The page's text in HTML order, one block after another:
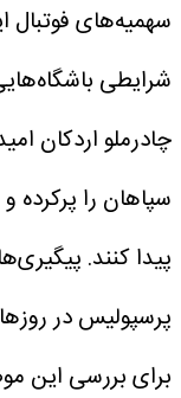
سهمیه‌های فوتبال
شرایطی
چادرملو اردکان
سپاهان را پرکرده
پیدا کنند.
پرسپولیس در
برای بررسی این